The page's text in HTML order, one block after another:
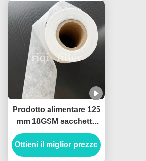
Prodotto alimentare 125
mm 18GSM sacchetto
da tè carta filtro sigillo
termico
Ottieni il miglior prezzo